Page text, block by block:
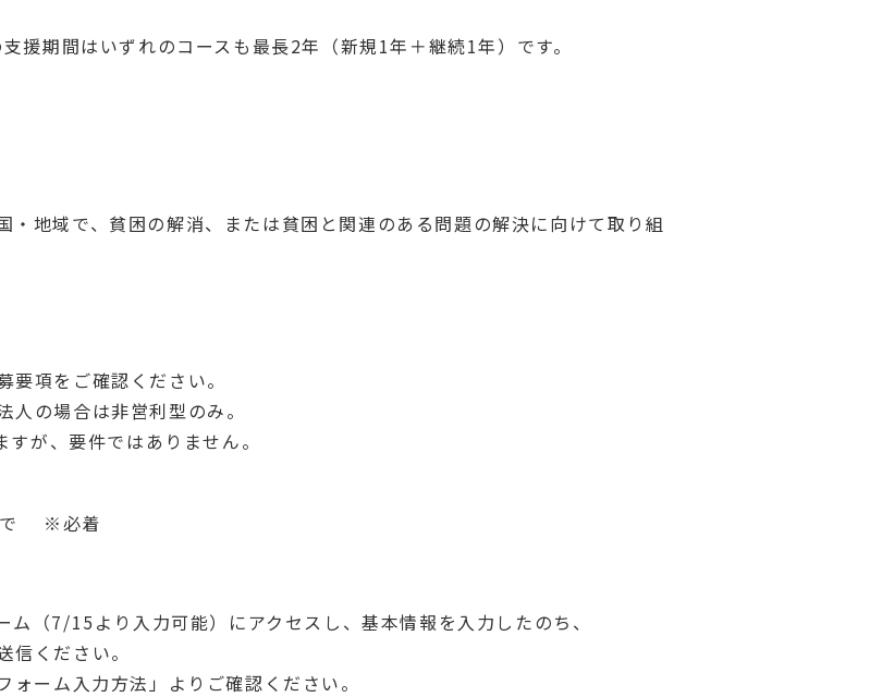
期間はいずれのコースも最長2年（新規1年＋継続1年）です。
地域で、貧困の解消、または貧困と関連のある問題の解決に向けて取り組
項をご確認ください。
の場合は非営利型のみ。
が、要件ではありません。
で ※必着
（7/15より入力可能）にアクセスし、基本情報を入力したのち、
ください。
ーム入力方法」よりご確認ください。